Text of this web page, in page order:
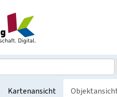
Kartenansicht